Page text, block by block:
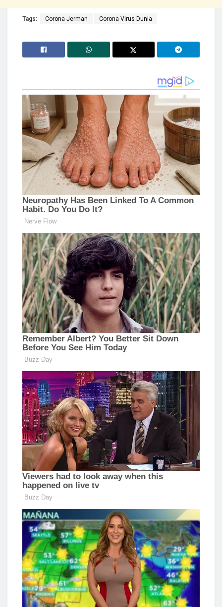
Tags: Corona Jerman Corona Virus Dunia